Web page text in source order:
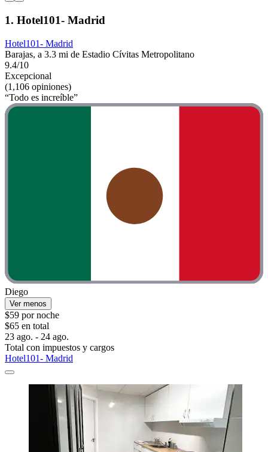
1. Hotel101- Madrid
Hotel101- Madrid
Barajas, a 3.3 mi de Estadio Cívitas Metropolitano
9.4/10
Excepcional
(1,106 opiniones)
“Todo es increíble”
Diego
Ver menos
$59 por noche
$65 en total
23 ago. - 24 ago.
Total con impuestos y cargos
Hotel101- Madrid